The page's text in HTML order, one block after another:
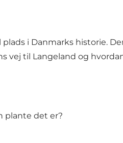
i Danmarks historie.
vej til Langeland og
plante det er?